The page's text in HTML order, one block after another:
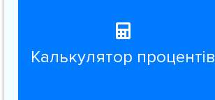
Калькулятор процентів